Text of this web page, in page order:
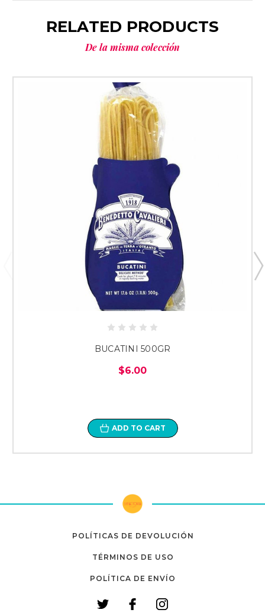
RELATED PRODUCTS
De la misma colección
BUCATINI 500GR
$6.00
ADD TO CART
POLÍTICAS DE DEVOLUCIÓN
TÉRMINOS DE USO
POLÍTICA DE ENVÍO